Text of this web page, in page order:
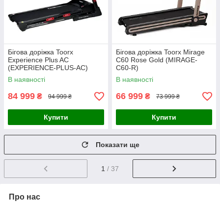
Бігова доріжка Toorx
Experience Plus AC
(EXPERIENCE-PLUS-AC)
В наявності
84 999 ₴ 94 999 ₴
Купити
Бігова доріжка Toorx Mirage
C60 Rose Gold (MIRAGE-
C60-R)
В наявності
66 999 ₴ 73 999 ₴
Купити
Показати ще
1 / 37
Про нас